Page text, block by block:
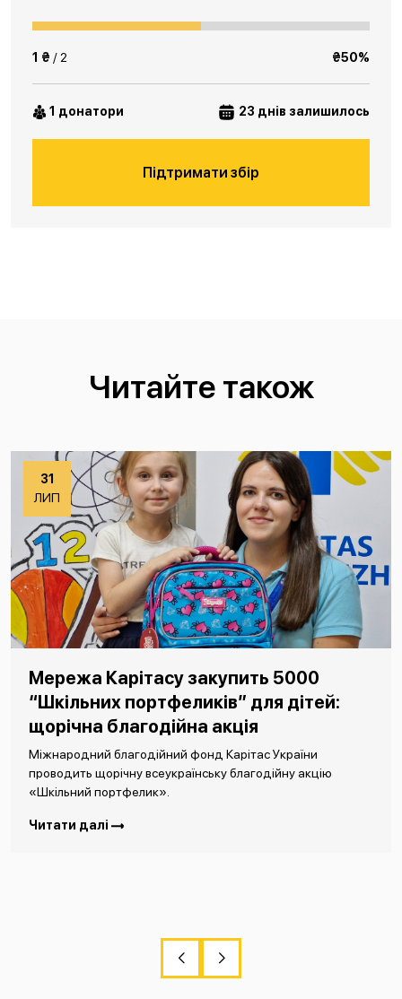
1 ₴ / 2 ₴50%
1 донатори 23 днів залишилось
Підтримати збір
Читайте також
31
ЛИП
Мережа Карітасу закупить 5000
“Шкільних портфеликів” для дітей:
щорічна благодійна акція
Міжнародний благодійний фонд Карітас України
проводить щорічну всеукраїнську благодійну акцію
«Шкільний портфелик».
Читати далі